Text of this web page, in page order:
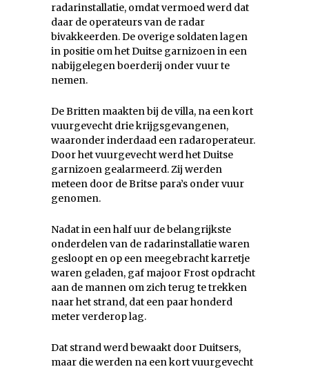
radarinstallatie, omdat vermoed werd dat
daar de operateurs van de radar
bivakkeerden. De overige soldaten lagen
in positie om het Duitse garnizoen in een
nabijgelegen boerderij onder vuur te
nemen.
De Britten maakten bij de villa, na een kort
vuurgevecht drie krijgsgevangenen,
waaronder inderdaad een radaroperateur.
Door het vuurgevecht werd het Duitse
garnizoen gealarmeerd. Zij werden
meteen door de Britse para’s onder vuur
genomen.
Nadat in een half uur de belangrijkste
onderdelen van de radarinstallatie waren
gesloopt en op een meegebracht karretje
waren geladen, gaf majoor Frost opdracht
aan de mannen om zich terug te trekken
naar het strand, dat een paar honderd
meter verderop lag.
Dat strand werd bewaakt door Duitsers,
maar die werden na een kort vuurgevecht